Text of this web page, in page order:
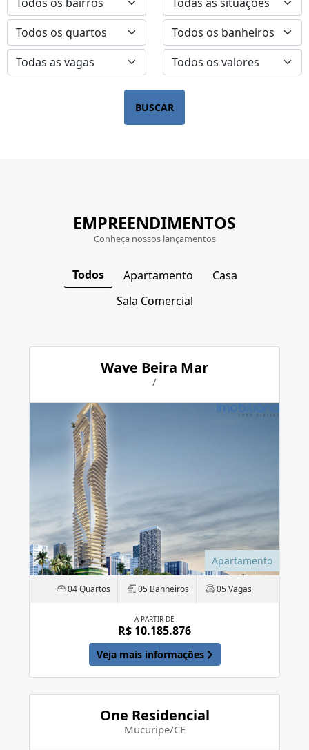
BUSCAR
EMPREENDIMENTOS
Conheça nossos lançamentos
Todos Apartamento
Casa
Sala Comercial
Wave Beira Mar
/
Apartamento
04 Quartos 05 Banheiros 05 Vagas
A PARTIR DE
R$ 10.185.876
Veja mais informações
One Residencial
Mucuripe/CE